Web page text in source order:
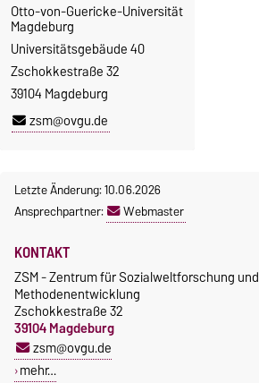
Otto-von-Guericke-Universität
Magdeburg
Universitätsgebäude 40
Zschokkestraße 32
39104 Magdeburg
zsm@ovgu.de
Letzte Änderung: 10.06.2026
Ansprechpartner:
Webmaster
KONTAKT
ZSM - Zentrum für Sozialweltforschung und
Methodenentwicklung
Zschokkestraße 32
39104 Magdeburg
zsm@ovgu.de
mehr…